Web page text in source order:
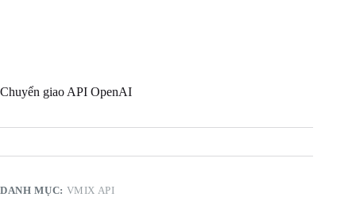
Chuyển giao API OpenAI
DANH MỤC: VMIX API